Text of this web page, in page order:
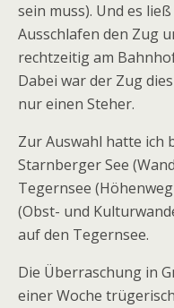
sein muss). Und es
Ausschlafen den Zug
rechtzeitig am
Dabei war der Zug
nur einen Steher.
Zur Auswahl hatte ich
Starnberger See
Tegernsee
(Obst- und
auf den Tegernsee.
Die Überraschung in
einer Woche